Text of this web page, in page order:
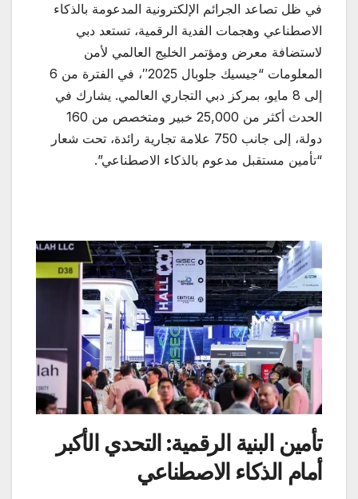
في ظل تصاعد الجرائم الإلكترونية المدعومة بالذكاء
الاصطناعي وهجمات الفدية الرقمية، تستعد دبي
لاستضافة معرض ومؤتمر الخليج العالمي لأمن
المعلومات “جيسيك جلوبال 2025″، في الفترة من 6
إلى 8 مايو، بمركز دبي التجاري العالمي. يشارك في
الحدث أكثر من 25,000 خبير ومتخصص من 160
دولة، إلى جانب 750 علامة تجارية رائدة، تحت شعار
“تأمين مستقبل مدعوم بالذكاء الاصطناعي”.
تأمين البنية الرقمية: التحدي الأكبر
أمام الذكاء الاصطناعي